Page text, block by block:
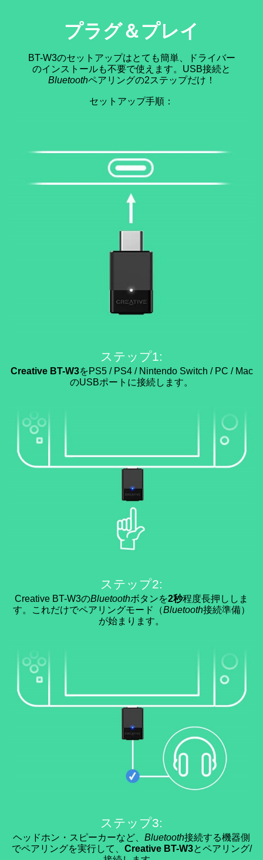
プラグ＆プレイ
BT-W3のセットアップはとても簡単、ドライバー
のインストールも不要で使えます。USB接続と
Bluetoothペアリングの2ステップだけ！
セットアップ手順：
ステップ1:
Creative BT-W3をPS5 / PS4 / Nintendo Switch / PC / Mac
のUSBポートに接続します。
ステップ2:
Creative BT-W3のBluetoothボタンを2秒程度長押ししま
す。これだけでペアリングモード（Bluetooth接続準備）
が始まります。
ステップ3:
ヘッドホン・スピーカーなど、 Bluetooth接続する機器側
でペアリングを実行して、 Creative BT-W3とペアリング/